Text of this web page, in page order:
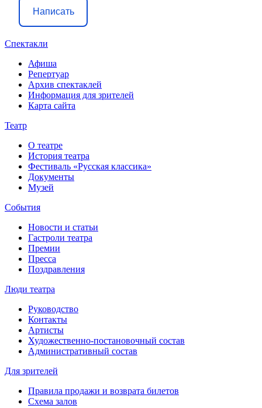
Написать
Спектакли
Афиша
Репертуар
Архив спектаклей
Информация для зрителей
Карта сайта
Театр
О театре
История театра
Фестиваль «Русская классика»
Документы
Музей
События
Новости и статьи
Гастроли театра
Премии
Пресса
Поздравления
Люди театра
Руководство
Контакты
Артисты
Художественно-постановочный состав
Административный состав
Для зрителей
Правила продажи и возврата билетов
Схема залов